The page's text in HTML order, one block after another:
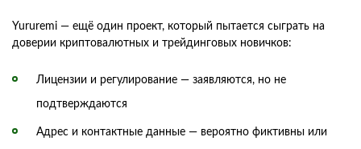
Yururemi — ещё один проект, который пытается сыграть на
доверии криптовалютных и трейдинговых новичков:
Лицензии и регулирование — заявляются, но не
подтверждаются
Адрес и контактные данные — вероятно фиктивны или